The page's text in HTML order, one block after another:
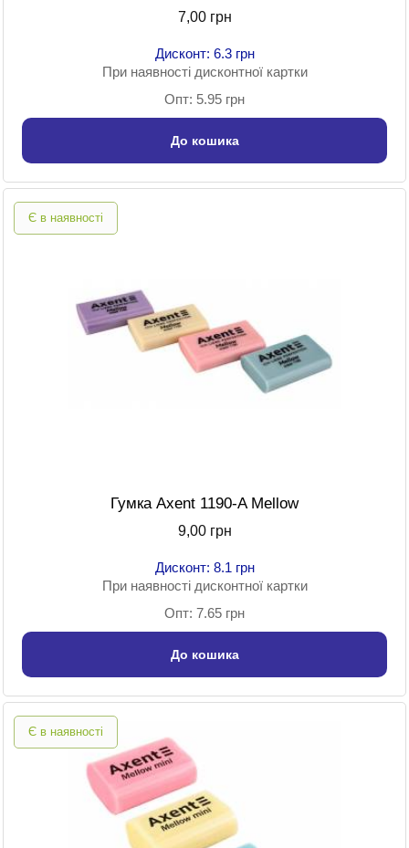
7,00 грн
Дисконт: 6.3 грн
При наявності дисконтної картки
Опт: 5.95 грн
До кошика
Є в наявності
Гумка Axent 1190-A Mellow
9,00 грн
Дисконт: 8.1 грн
При наявності дисконтної картки
Опт: 7.65 грн
До кошика
Є в наявності